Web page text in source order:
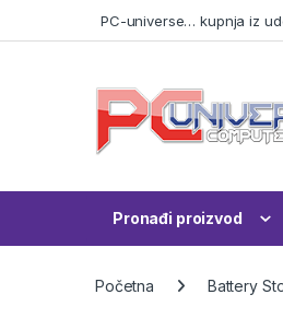
PC-universe… kupnja iz
Pronađi proizvod
Početna Battery